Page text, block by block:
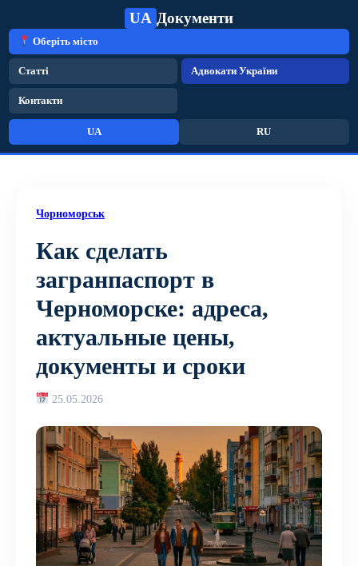
UA Документи
Оберіть місто
Статті Адвокати України
Контакти
UA RU
Чорноморськ
Как сделать
загранпаспорт в
Черноморске: адреса,
актуальные цены,
документы и сроки
25.05.2026